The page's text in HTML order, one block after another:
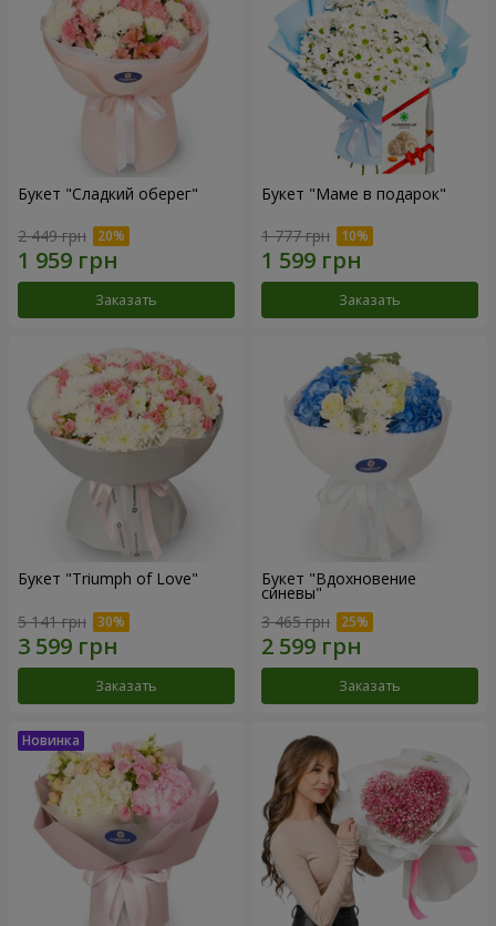
Букет "Сладкий оберег"
2 449 грн
Заказать
Букет "Маме в подарок"
1 777 грн
Заказать
Букет "Triumph of Love"
5 141 грн
Заказать
Букет "Вдохновение
синевы"
3 465 грн
Заказать